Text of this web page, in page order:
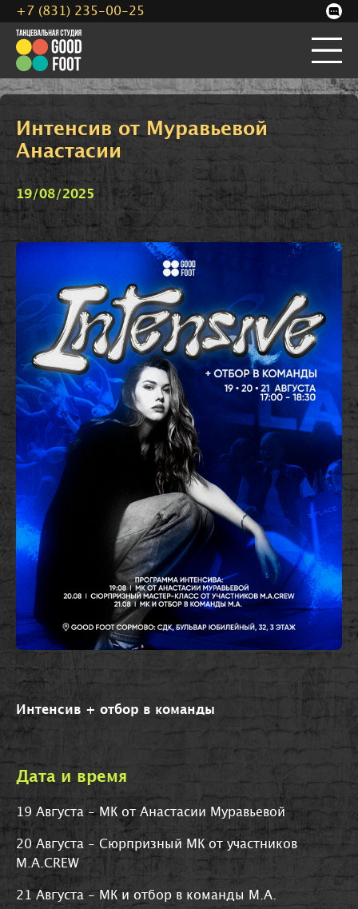
Интенсив от Муравьевой
Анастасии
19/08/2025
Интенсив + отбор в команды
Дата и время
19 Августа - МК от Анастасии Муравьевой
20 Августа - Сюрпризный МК от участников
M.A.CREW
21 Августа - МК и отбор в команды M.A.
+7 (831) 235-00-25